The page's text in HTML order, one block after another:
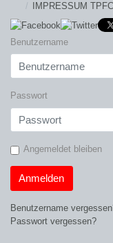
IMPRESSUM TPFC
Benutzername
Passwort
Angemeldet bleiben
Anmelden
Benutzername
Passwort vergessen?